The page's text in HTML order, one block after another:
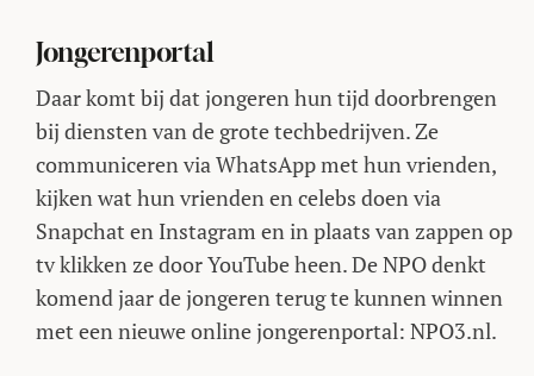
Jongerenportal
Daar komt bij dat jongeren hun tijd doorbrengen
bij diensten van de grote techbedrijven. Ze
communiceren via WhatsApp met hun vrienden,
kijken wat hun vrienden en celebs doen via
Snapchat en Instagram en in plaats van zappen op
tv klikken ze door YouTube heen. De NPO denkt
komend jaar de jongeren terug te kunnen winnen
met een nieuwe online jongerenportal: NPO3.nl.